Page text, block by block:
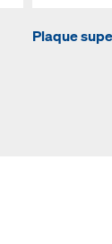
Plaque